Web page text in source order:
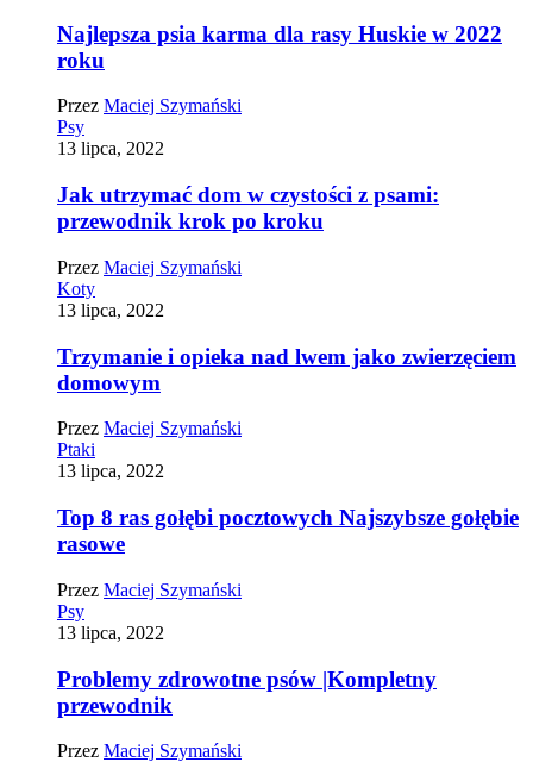
Najlepsza psia karma dla rasy Huskie w 2022
roku
Przez Maciej Szymański
Psy
13 lipca, 2022
Jak utrzymać dom w czystości z psami:
przewodnik krok po kroku
Przez Maciej Szymański
Koty
13 lipca, 2022
Trzymanie i opieka nad lwem jako zwierzęciem
domowym
Przez Maciej Szymański
Ptaki
13 lipca, 2022
Top 8 ras gołębi pocztowych Najszybsze gołębie
rasowe
Przez Maciej Szymański
Psy
13 lipca, 2022
Problemy zdrowotne psów |Kompletny
przewodnik
Przez Maciej Szymański